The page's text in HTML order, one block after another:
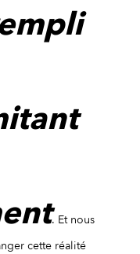
. Et nous
cette réalité